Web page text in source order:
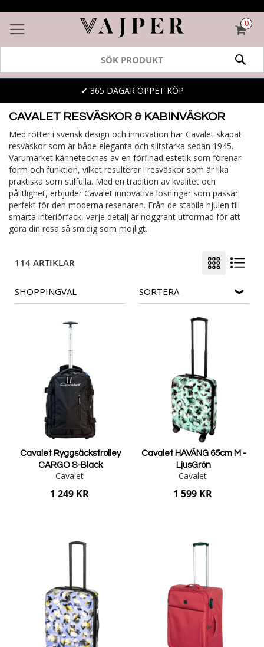
0
✔ 365 DAGAR ÖPPET KÖP
CAVALET RESVÄSKOR & KABINVÄSKOR
Med rötter i svensk design och innovation har Cavalet skapat
resväskor som är både eleganta och slitstarka sedan 1945.
Varumärket kännetecknas av en förfinad estetik som förenar
form och funktion, vilket resulterar i resväskor som är lika
praktiska som stilfulla. Med en tradition av kvalitet och
pålitlighet, erbjuder Cavalet innovativa lösningar som passar
perfekt för den moderna resenären. Från de stabila hjulen till
smarta interiörfack, varje detalj är noggrant utformad för att
göra din resa så smidig som möjligt.
114 ARTIKLAR
SHOPPINGVAL SORTERA
Cavalet Ryggsäckstrolley
CARGO S-Black
Cavalet
1 249 KR
Cavalet HAVÄNG 65cm M -
LjusGrön
Cavalet
1 599 KR